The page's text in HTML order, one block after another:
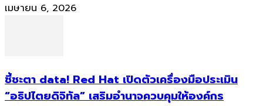
เมษายน 6, 2026
ชี้ชะตา data! Red Hat เปิดตัวเครื่องมือประเมิน
“อธิปไตยดิจิทัล” เสริมอำนาจควบคุมให้องค์กร